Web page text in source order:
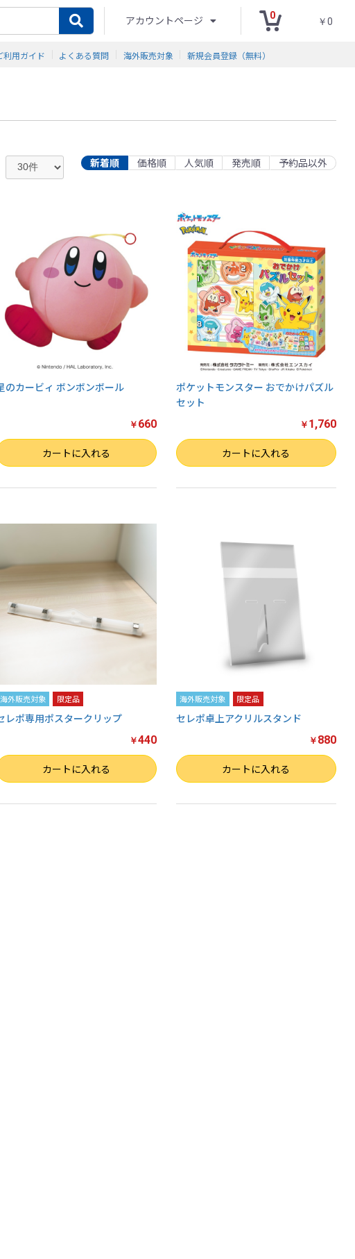
アカウントページ 0
￥0
利用ガイド よくある質問 海外販売対象 新規会員登録（無料）
新着順 価格順 人気順 発売順 予約品以外
のカービィ ボンボンボール
￥ 660
カートに入れる
ポケットモンスター おでかけパズル
セット
￥ 1,760
数量 カートに入れる
海外販売対象 限定品
レポ専用ポスタークリップ
￥440
カートに入れる
海外販売対象 限定品
セレポ卓上アクリルスタンド
￥ 880
数量 カートに入れる